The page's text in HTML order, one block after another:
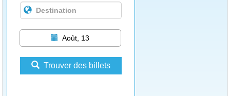
Août, 13
Trouver des billets